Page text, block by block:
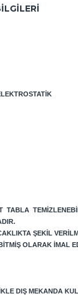
TABLA
ŞEKIL
OLARAK IMAL
DIŞ MEKANDA